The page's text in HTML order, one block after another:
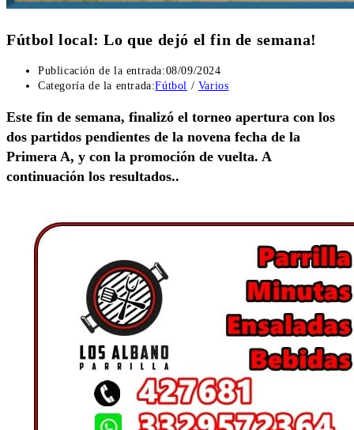
Fútbol local: Lo que dejó el fin de semana!
Publicación de la entrada:08/09/2024
Categoría de la entrada:Fútbol / Varios
Este fin de semana, finalizó el torneo apertura con los
dos partidos pendientes de la novena fecha de la
Primera A, y con la promoción de vuelta. A
continuación los resultados..